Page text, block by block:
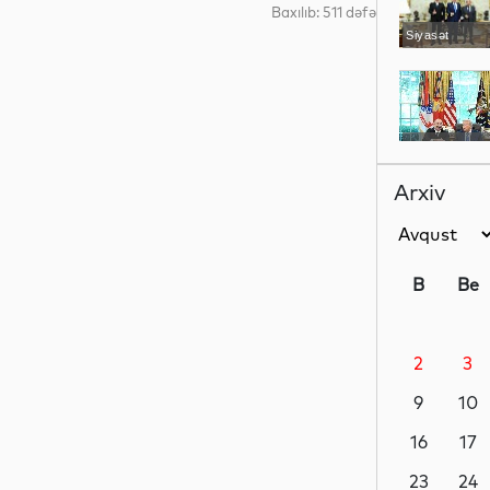
Baxılıb: 511 dəfə
Siyasət
Siyasət
Dünya
Dünya
Arxiv
B Be
2
3
9
10
16
17
23
24